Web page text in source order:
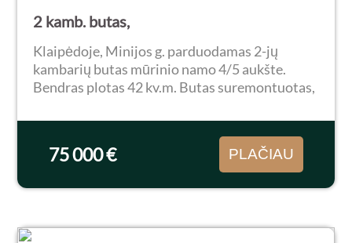
2 kamb. butas,
Klaipėdoje, Minijos g. parduodamas 2-jų
kambarių butas mūrinio namo 4/5 aukšte.
Bendras plotas 42 kv.m. Butas suremontuotas,
santechnika ir vamzdynai. Butas parduodamas
75 000 € PLAČIAU